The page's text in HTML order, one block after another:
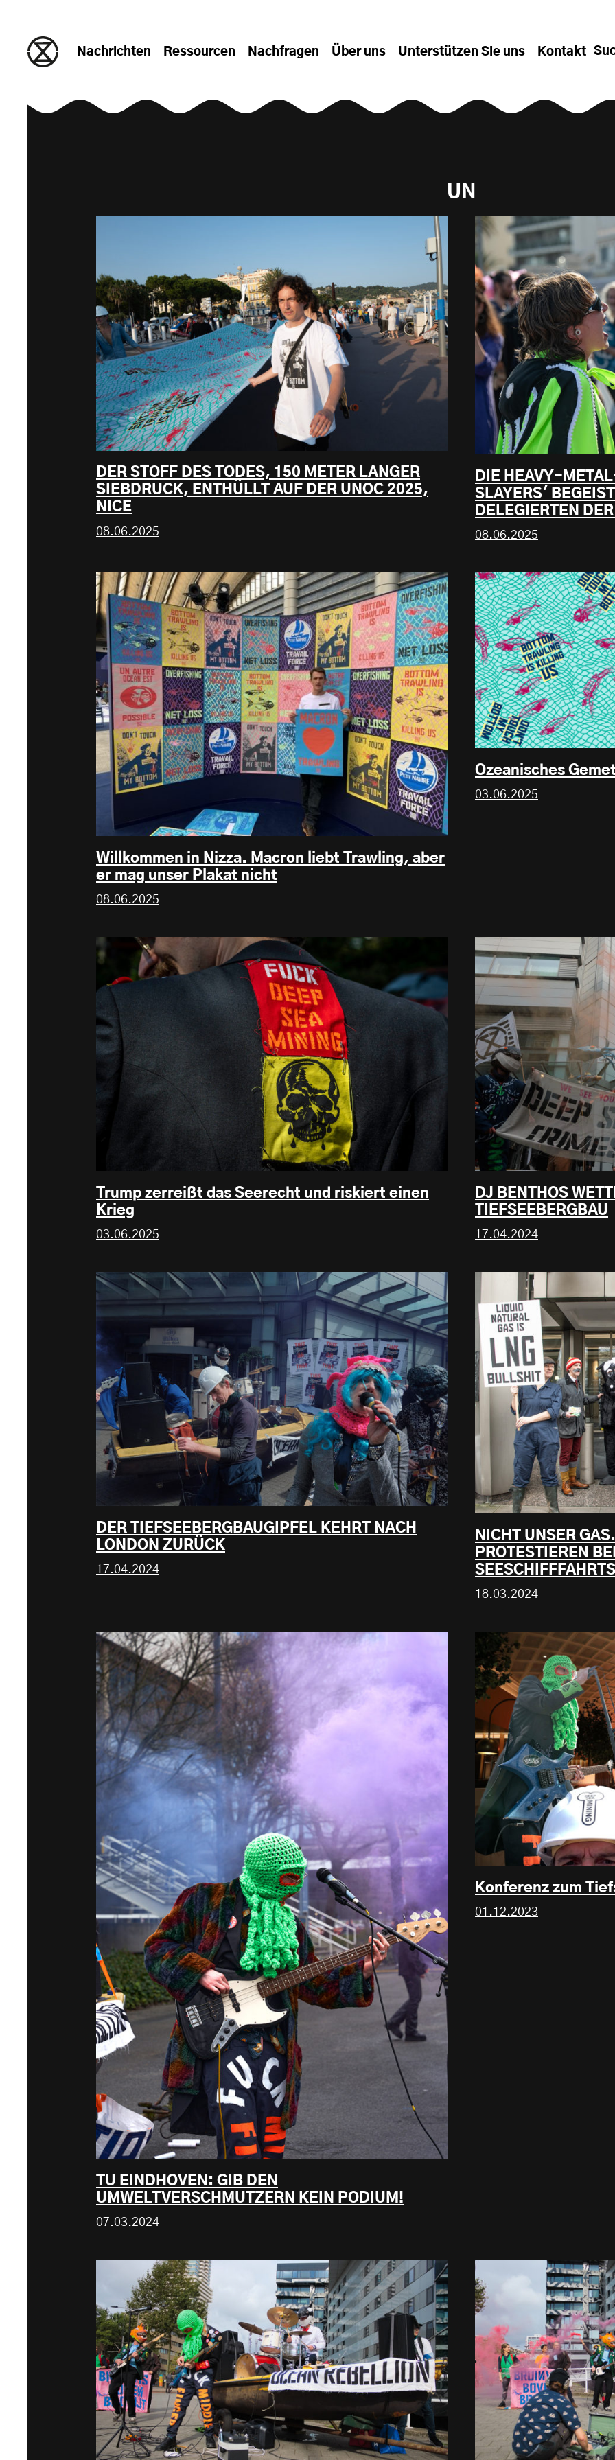
Nachrichten Ressourcen Nachfragen Über uns Unterstützen Sie uns Kontakt
UN
DER STOFF DES TODES, 150 METER LANGER
SIEBDRUCK, ENTHÜLLT AUF DER UNOC 2025,
NICE
08.06.2025
DIE HEAVY-
SLAYERS'
DELEGIERTEN
08.06.2025
Willkommen in Nizza. Macron liebt Trawling, aber
er mag unser Plakat nicht
08.06.2025
Ozeanisches
03.06.2025
Trump zerreißt das Seerecht und riskiert einen
Krieg
03.06.2025
DJ BENTHOS
TIEFSEEBERGBAU
17.04.2024
DER TIEFSEEBERGBAUGIPFEL KEHRT NACH
LONDON ZURÜCK
17.04.2024
NICHT UNSER
PROTESTIEREN
18.03.2024
TU EINDHOVEN: GIB DEN
UMWELTVERSCHMUTZERN KEIN PODIUM!
07.03.2024
Konferenz zum
01.12.2023